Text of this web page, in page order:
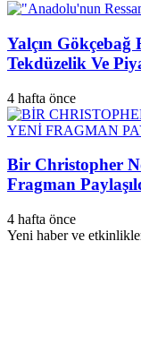
Yalçın Gökçebağ
Tekdüzelik Ve
4 hafta önce
Bir Christopher
Fragman
4 hafta önce
Yeni haber ve